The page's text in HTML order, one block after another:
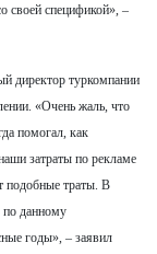
своей спецификой», –
директор туркомпании
«Очень жаль, что
помогал, как
затраты по рекламе
подобные траты. В
по данному
годы», – заявил